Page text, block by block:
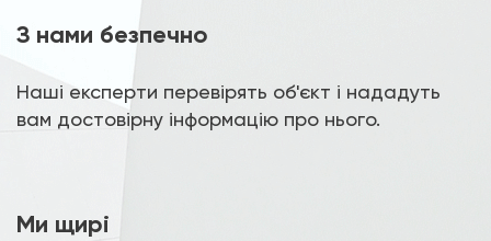
З нами безпечно
Наші експерти перевірять об'єкт і нададуть
вам достовірну інформацію про нього.
Ми щирі